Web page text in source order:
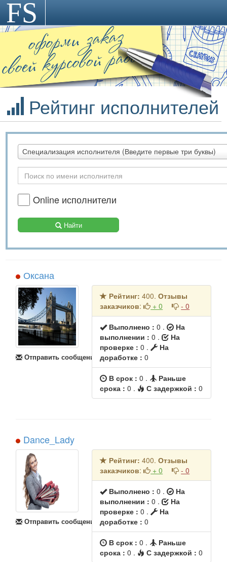
FS
Рейтинг исполнителей
Специализация исполнителя (Введите первые три буквы)
Online исполнители
Найти
Оксана
Отправить сообщение
Рейтинг:400.Отзывы
заказчиков: + 0 - 0
Выполнено :0 .
На
выполнении :0 .
На
проверке :0 .
На
доработке :0
В срок :0 .
Раньше
срока :0 . С задержкой :0
Dance_Lady
Отправить сообщение
Рейтинг:400.Отзывы
заказчиков: + 0 - 0
Выполнено :0 .
На
выполнении :0 .
На
проверке :0 .
На
доработке :0
В срок :0 .
Раньше
срока :0 . С задержкой :0